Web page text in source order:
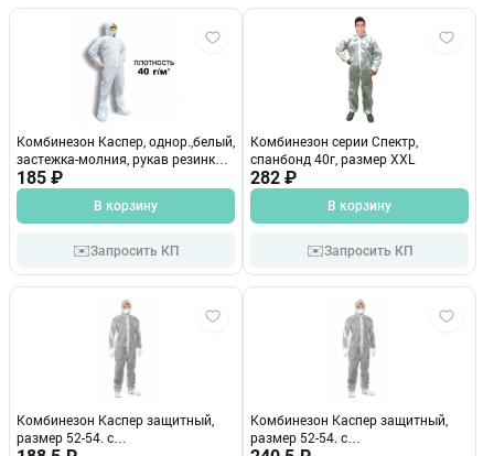
Комбинезон Каспер, однор.,белый,
застежка-молния, рукав резинка,
пл.40, дл.190, р.52-54
185 ₽
В корзину
✉️Запросить КП
Комбинезон серии Спектр,
спанбонд 40г, размер XXL
282 ₽
В корзину
✉️Запросить КП
Комбинезон Каспер защитный,
размер 52-54. с
Комбинезон Каспер защитный,
размер 52-54. с